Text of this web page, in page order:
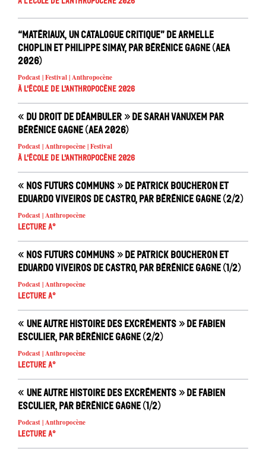
“Matériaux, un catalogue critique” de Armelle
Choplin et Philippe Simay, par Bérénice Gagne (AEA
2026)
Podcast | Festival | Anthropocène
À l'école de l'Anthropocène 2026
« Du droit de déambuler » de Sarah Vanuxem par
Bérénice Gagne (AEA 2026)
Podcast | Anthropocène | Festival
À l'école de l'Anthropocène 2026
« Nos futurs communs » de Patrick Boucheron et
Eduardo Viveiros de Castro, par Bérénice Gagne (2/2)
Podcast | Anthropocène
Lecture A°
« Nos futurs communs » de Patrick Boucheron et
Eduardo Viveiros de Castro, par Bérénice Gagne (1/2)
Podcast | Anthropocène
Lecture A°
« Une autre histoire des excréments » de Fabien
Esculier, par Bérénice Gagne (2/2)
Podcast | Anthropocène
Lecture A°
« Une autre histoire des excréments » de Fabien
Esculier, par Bérénice Gagne (1/2)
Podcast | Anthropocène
Lecture A°